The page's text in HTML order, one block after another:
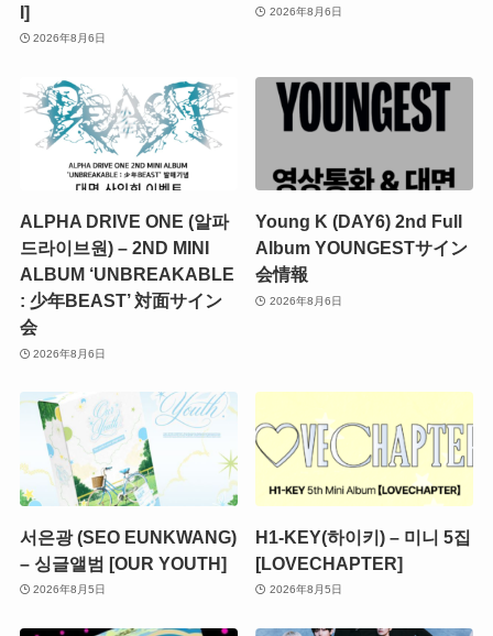
I]
2026年8月6日
2026年8月6日
ALPHA DRIVE ONE (알파
드라이브원) – 2ND MINI
ALBUM ‘UNBREAKABLE
: 少年BEAST’ 対面サイン
会
2026年8月6日
Young K (DAY6) 2nd Full
Album YOUNGESTサイン
会情報
2026年8月6日
서은광 (SEO EUNKWANG)
– 싱글앨범 [OUR YOUTH]
2026年8月5日
H1-KEY(하이키) – 미니 5집
[LOVECHAPTER]
2026年8月5日